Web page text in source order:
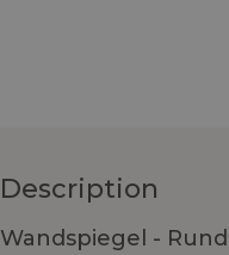
Description
Wandspiegel -